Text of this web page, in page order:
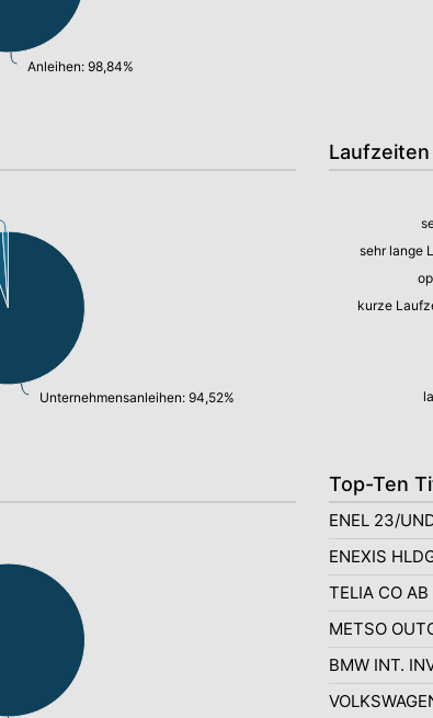
Anleihen: 98,84%
Unternehmensanleihen: 94,52%
Laufzeiten
kurze
sehr lange
Top-Ten
ENEL 23/
ENEXIS
TELIA CO
METSO
BMW INT.